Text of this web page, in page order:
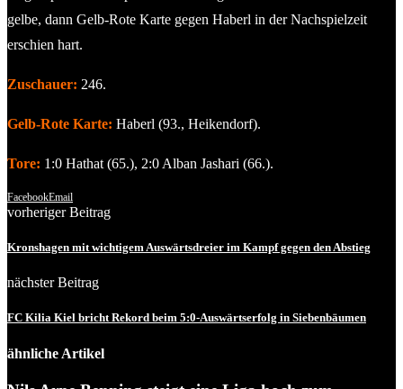
gelbe, dann Gelb-Rote Karte gegen Haberl in der Nachspielzeit
erschien hart.
Zuschauer: 246.
Gelb-Rote Karte: Haberl (93., Heikendorf).
Tore: 1:0 Hathat (65.), 2:0 Alban Jashari (66.).
FacebookEmail
vorheriger Beitrag
Kronshagen mit wichtigem Auswärtsdreier im Kampf gegen den Abstieg
nächster Beitrag
FC Kilia Kiel bricht Rekord beim 5:0-Auswärtserfolg in Siebenbäumen
ähnliche Artikel